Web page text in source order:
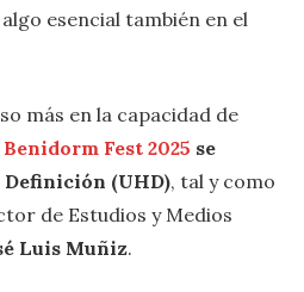
algo esencial también en el
más en la capacidad de
Benidorm Fest 2025 se
(UHD), tal y como
de Estudios y Medios
Luis Muñiz.